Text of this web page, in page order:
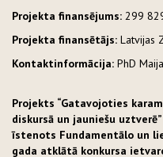
Projekta finansējums: 299
Projekta finansētājs: Latvijas
Kontaktinformācija: PhD
Projekts “Gatavojoties
diskursā un jauniešu
īstenots Fundamentālo un
gada atklātā konkursa